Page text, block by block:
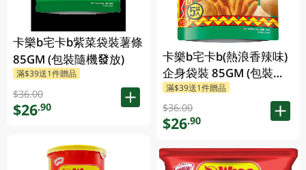
卡樂b宅卡b紫菜袋裝薯條
85GM (包裝隨機發放)
滿$39送1件贈品
$36.00
$26.90
卡樂b宅卡b(熱浪香辣味)
企身袋裝 85GM (包裝隨
機發放)
滿$39送1件贈品
$36.00
$26.90